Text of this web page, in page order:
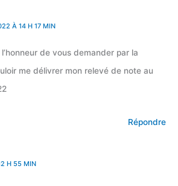
À 14 H 17 MIN
l’honneur de vous demander par la
me délivrer mon relevé de note au
Répondre
H 55 MIN